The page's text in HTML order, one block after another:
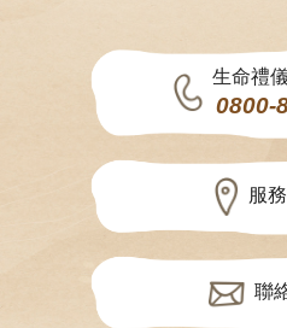
生命禮
0800-
服
聯